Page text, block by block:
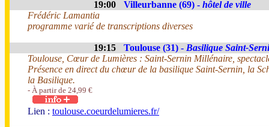
19:00 Villeurbanne (69) - hôtel de ville
Frédéric Lamantia
programme varié de transcriptions diverses
19:15 Toulouse (31) - Basilique Saint-
Toulouse, Cœur de Lumières : Saint-Sernin Millénaire,
Présence en direct du chœur de la basilique Saint-Sernin, la
la Basilique.
- À partir de 24,99 €
Lien : toulouse.coeurdelumieres.fr/